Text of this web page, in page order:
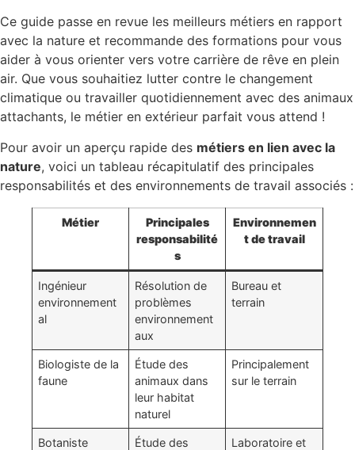
Ce guide passe en revue les meilleurs métiers en rapport
avec la nature et recommande des formations pour vous
aider à vous orienter vers votre carrière de rêve en plein
air. Que vous souhaitiez lutter contre le changement
climatique ou travailler quotidiennement avec des animaux
attachants, le métier en extérieur parfait vous attend !
Pour avoir un aperçu rapide des métiers en lien avec la
nature, voici un tableau récapitulatif des principales
responsabilités et des environnements de travail associés :
Métier
Principales
responsabilité
s
Environnemen
t de travail
Ingénieur
environnement
al
Résolution de
problèmes
environnement
aux
Bureau et
terrain
Biologiste de la
faune
Étude des
animaux dans
leur habitat
naturel
Principalement
sur le terrain
Botaniste
Étude des
Laboratoire et